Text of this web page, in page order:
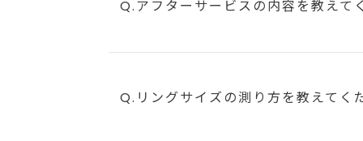
Q.アフターサービスの内容を教えて
Q.リングサイズの測り方を教えてく